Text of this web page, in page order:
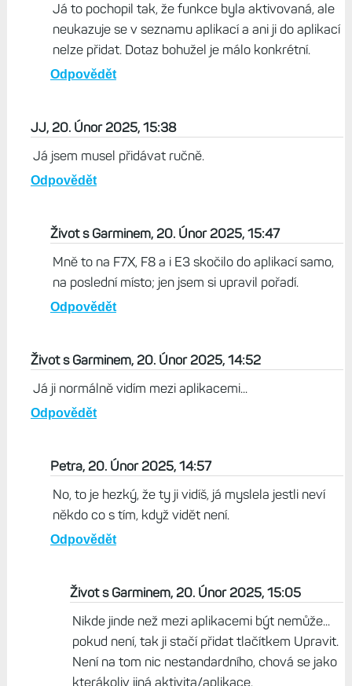
Já to pochopil tak, že funkce byla aktivovaná, ale
neukazuje se v seznamu aplikací a ani ji do aplikací
nelze přidat. Dotaz bohužel je málo konkrétní.
Odpovědět
JJ, 20. Únor 2025, 15:38
Já jsem musel přidávat ručně.
Odpovědět
Život s Garminem, 20. Únor 2025, 15:47
Mně to na F7X, F8 a i E3 skočilo do aplikací samo,
na poslední místo; jen jsem si upravil pořadí.
Odpovědět
Život s Garminem, 20. Únor 2025, 14:52
Já ji normálně vidím mezi aplikacemi...
Odpovědět
Petra, 20. Únor 2025, 14:57
No, to je hezký, že ty ji vidíš, já myslela jestli neví
někdo co s tím, když vidět není.
Odpovědět
Život s Garminem, 20. Únor 2025, 15:05
Nikde jinde než mezi aplikacemi být nemůže...
pokud není, tak ji stačí přidat tlačítkem Upravit.
Není na tom nic nestandardního, chová se jako
kterákoliv jiná aktivita/aplikace.